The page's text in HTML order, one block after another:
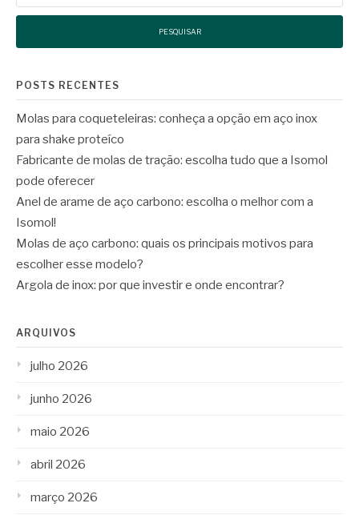
POSTS RECENTES
Molas para coqueteleiras: conheça a opção em aço inox
para shake proteíco
Fabricante de molas de tração: escolha tudo que a Isomol
pode oferecer
Anel de arame de aço carbono: escolha o melhor com a
Isomol!
Molas de aço carbono: quais os principais motivos para
escolher esse modelo?
Argola de inox: por que investir e onde encontrar?
ARQUIVOS
julho 2026
junho 2026
maio 2026
abril 2026
março 2026